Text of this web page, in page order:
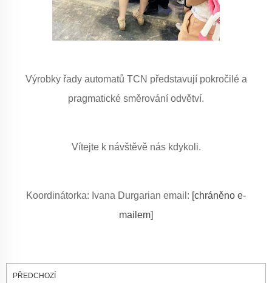
Výrobky řady automatů TCN představují pokročilé a
pragmatické směrování odvětví.
Vítejte k návštěvě nás kdykoli.
Koordinátorka: Ivana Durgarian email: [chráněno e-
mailem]
PŘEDCHOZÍ